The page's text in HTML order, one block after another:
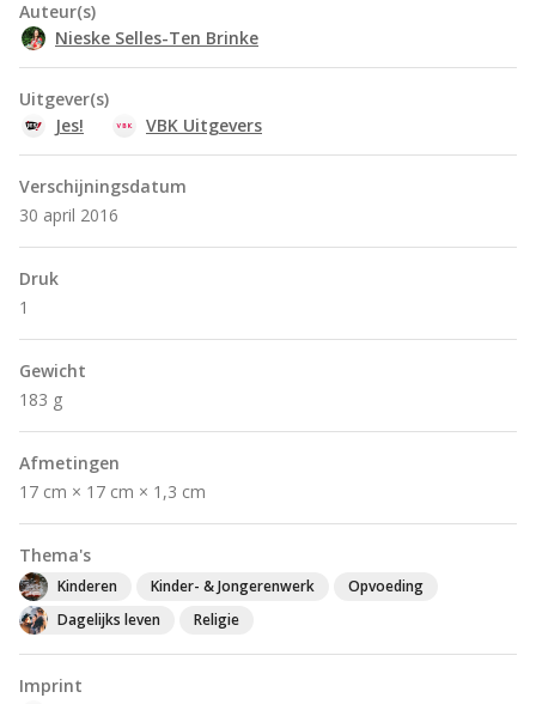
Auteur(s)
Nieske Selles-Ten Brinke
Uitgever(s)
Jes!
VBK Uitgevers
Verschijningsdatum
30 april 2016
Druk
1
Gewicht
183 g
Afmetingen
17 cm × 17 cm × 1,3 cm
Thema's
Kinderen Kinder- & Jongerenwerk
Opvoeding
Dagelijks leven
Religie
Imprint